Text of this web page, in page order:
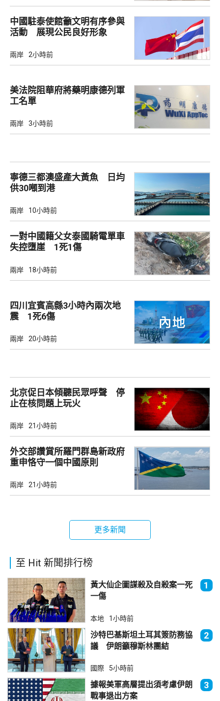
中國駐泰使館籲文明有序參與
活動 展現公民良好形象
兩岸 2小時前
美法院阻華府將藥明康德列軍
工名單
兩岸 3小時前
寧德三都澳盛產大黃魚 日均
供30噸到港
兩岸 10小時前
一對中國籍父女泰國騎電單車
失控墮崖 1死1傷
兩岸 18小時前
四川宜賓高縣3小時內兩次地
震 1死6傷
兩岸 20小時前
北京促日本傾聽民眾呼聲 停
止在核問題上玩火
兩岸 21小時前
外交部讚賞所羅門群島新政府
重申恪守一個中國原則
兩岸 21小時前
更多新聞
至 Hit 新聞排行榜
黃大仙企圖謀殺及自殺案一死
一傷
1
本地 1小時前
沙特巴基斯坦土耳其簽防務協
議 伊朗籲穆斯林團結
2
國際 5小時前
據報美軍高層提出須考慮伊朗
戰事退出方案
3